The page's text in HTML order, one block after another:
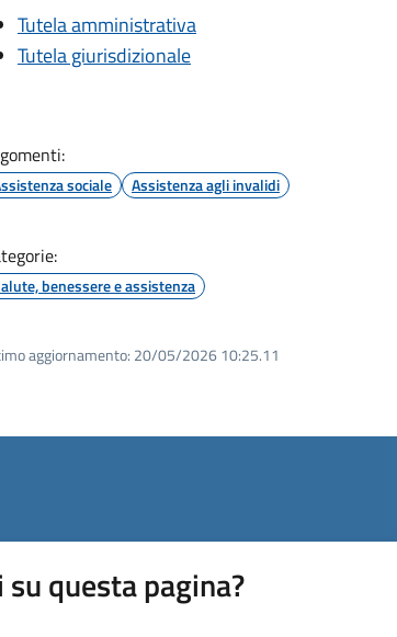
Tutela amministrativa
Tutela giurisdizionale
sociale Assistenza agli invalidi
benessere e assistenza
aggiornamento: 20/05/2026 10:25.11
questa pagina?